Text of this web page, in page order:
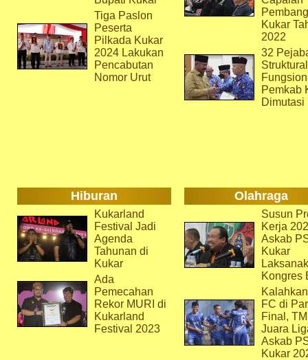
Tiga Paslon
Peserta
Pilkada Kukar
2024 Lakukan
Pencabutan
Nomor Urut
Kukar
2022
32
Pemkab
Dimutasi
Hiburan Olahraga
Kukarland
Festival Jadi
Agenda
Tahunan di
Kukar
Ada
Pemecahan
Rekor MURI di
Kukarland
Festival 2023
Susun
Kerja
Askab
Kukar
Kongres
FC di
Final,
Juara
Askab
Kukar